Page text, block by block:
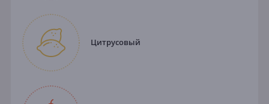
Цитрусовый